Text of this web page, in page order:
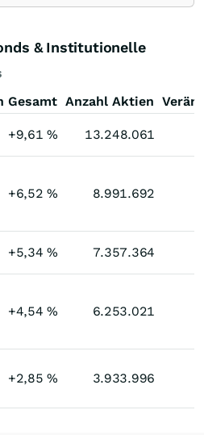
& Institutionelle
Gesamt Anzahl Aktien
+9,61% 13.248.061
+6,52% 8.991.692
+5,34% 7.357.364
+4,54% 6.253.021
+2,85% 3.933.996